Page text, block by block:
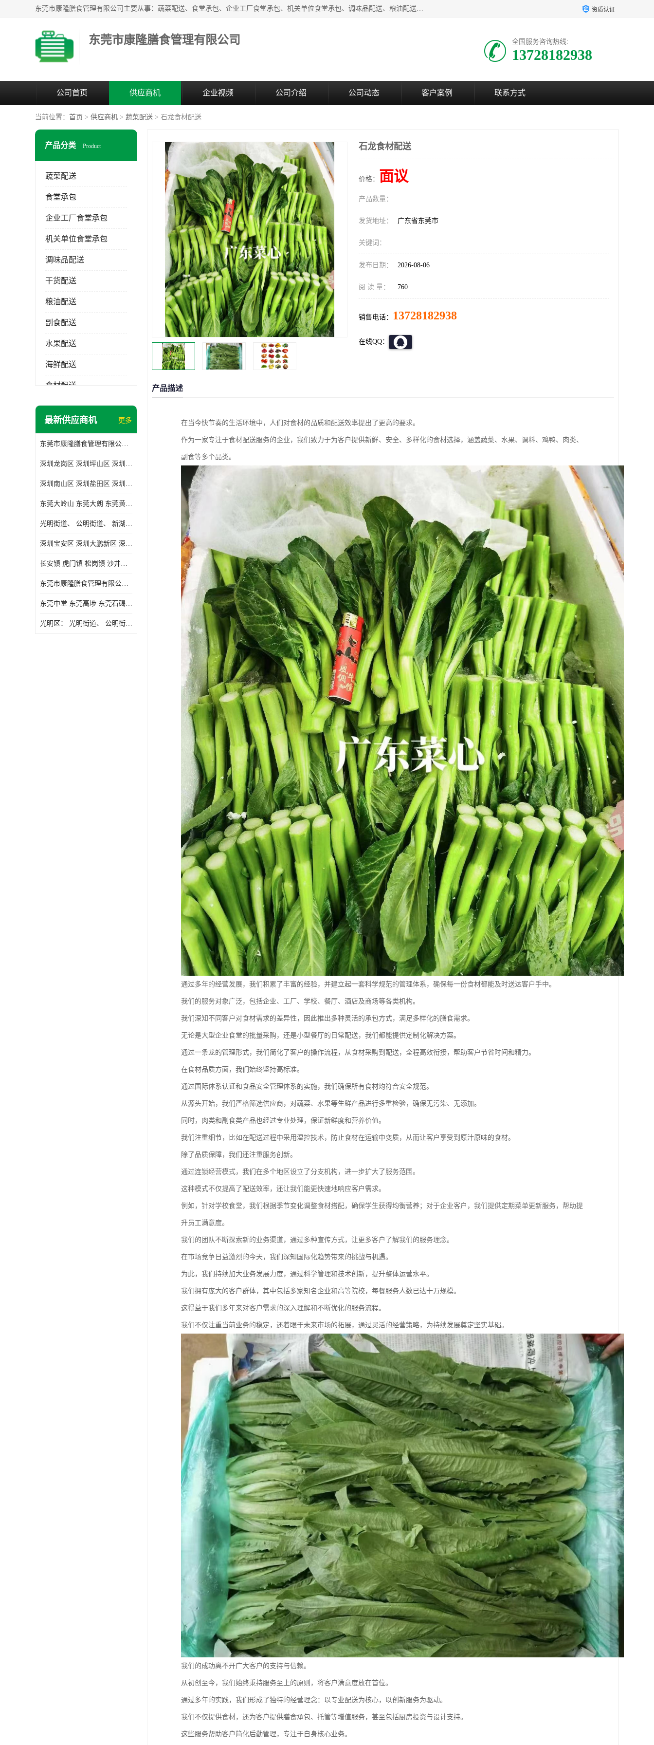
东莞市康隆膳食管理有限公司主要从事：蔬菜配送、食堂承包、企业工厂食堂承包、机关单位食堂承包、调味品配送、粮油配送、干货配送、副食配送、水果配送、海鲜配送等业务，东莞蔬菜配送电话，咨询在线客服。 资质认证
东莞市康隆膳食管理有限公司 全国服务咨询热线:
13728182938
公司首页 供应商机 企业视频 公司介绍 公司动态 客户案例 联系方式
当前位置： 首页 > 供应商机 > 蔬菜配送 > 石龙食材配送
产品分类 Product
蔬菜配送
食堂承包
企业工厂食堂承包
机关单位食堂承包
调味品配送
干货配送
粮油配送
副食配送
水果配送
海鲜配送
食材配送
最新供应商机 更多
东莞市康隆膳食管理有限公司主要经营蔬菜配送 东莞食堂承包 光明蔬菜配送 深圳市食堂承包 深圳市蔬菜配送等业务 欢迎咨询了解
深圳龙岗区 深圳坪山区 深圳光明区 深圳龙华区
深圳南山区 深圳盐田区 深圳福田区 深圳罗湖区 深圳龙岗区
东莞大岭山 东莞大朗 东莞黄江 东莞樟木头 蔬菜配送
光明街道、 公明街道、 新湖街道、
深圳宝安区 深圳大鹏新区 深圳特别合作区
长安镇 虎门镇 松岗镇 沙井镇 公明镇 莞城街道 南城街道 东城街道 万江街道 石碣镇 石龙镇 茶山镇 石排镇 企石镇 横沥镇
东莞市康隆膳食管理有限公司 长安蔬菜配送 虎门蔬菜配送 大岭山蔬菜配送
东莞中堂 东莞高埗 东莞石碣 东莞望牛墩 东莞洪梅 东莞道滘 东莞石龙镇 东莞石排镇
光明区： 光明街道、 公明街道、 新湖街道、 凤凰街道、 玉塘街道、 马田街道
石龙食材配送
价格： 面议
产品数量：
发货地址： 广东省东莞市
关键词：
发布日期： 2026-08-06
阅 读 量： 760
销售电话： 13728182938
在线QQ：
产品描述
在当今快节奏的生活环境中，人们对食材的品质和配送效率提出了更高的要求。
作为一家专注于食材配送服务的企业，我们致力于为客户提供新鲜、安全、多样化的食材选择，涵盖蔬菜、水果、调料、鸡鸭、肉类、
副食等多个品类。
通过多年的经营发展，我们积累了丰富的经验，并建立起一套科学规范的管理体系，确保每一份食材都能及时送达客户手中。
我们的服务对象广泛，包括企业、工厂、学校、餐厅、酒店及商场等各类机构。
我们深知不同客户对食材需求的差异性，因此推出多种灵活的承包方式，满足多样化的膳食需求。
无论是大型企业食堂的批量采购，还是小型餐厅的日常配送，我们都能提供定制化解决方案。
通过一条龙的管理形式，我们简化了客户的操作流程，从食材采购到配送，全程高效衔接，帮助客户节省时间和精力。
在食材品质方面，我们始终坚持高标准。
通过国际体系认证和食品安全管理体系的实施，我们确保所有食材均符合安全规范。
从源头开始，我们严格筛选供应商，对蔬菜、水果等生鲜产品进行多重检验，确保无污染、无添加。
同时，肉类和副食类产品也经过专业处理，保证新鲜度和营养价值。
我们注重细节，比如在配送过程中采用温控技术，防止食材在运输中变质，从而让客户享受到原汁原味的食材。
除了品质保障，我们还注重服务创新。
通过连锁经营模式，我们在多个地区设立了分支机构，进一步扩大了服务范围。
这种模式不仅提高了配送效率，还让我们能更快速地响应客户需求。
例如，针对学校食堂，我们根据季节变化调整食材搭配，确保学生获得均衡营养；对于企业客户，我们提供定期菜单更新服务，帮助提
升员工满意度。
我们的团队不断探索新的业务渠道，通过多种宣传方式，让更多客户了解我们的服务理念。
在市场竞争日益激烈的今天，我们深知国际化趋势带来的挑战与机遇。
为此，我们持续加大业务发展力度，通过科学管理和技术创新，提升整体运营水平。
我们拥有庞大的客户群体，其中包括多家知名企业和高等院校，每餐服务人数已达十万规模。
这得益于我们多年来对客户需求的深入理解和不断优化的服务流程。
我们不仅注重当前业务的稳定，还着眼于未来市场的拓展，通过灵活的经营策略，为持续发展奠定坚实基础。
我们的成功离不开广大客户的支持与信赖。
从初创至今，我们始终秉持服务至上的原则，将客户满意度放在首位。
通过多年的实践，我们形成了独特的经营理念：以专业配送为核心，以创新服务为驱动。
我们不仅提供食材，还为客户提供膳食承包、托管等增值服务，甚至包括厨房投资与设计支持。
这些服务帮助客户简化后勤管理，专注于自身核心业务。